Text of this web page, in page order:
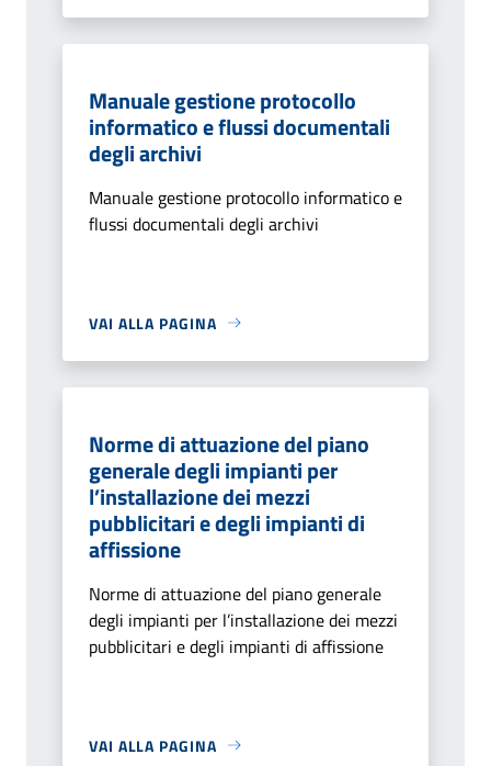
Manuale gestione protocollo
informatico e flussi documentali
degli archivi
Manuale gestione protocollo informatico e
flussi documentali degli archivi
VAI ALLA PAGINA
Norme di attuazione del piano
generale degli impianti per
l’installazione dei mezzi
pubblicitari e degli impianti di
affissione
Norme di attuazione del piano generale
degli impianti per l’installazione dei mezzi
pubblicitari e degli impianti di affissione
VAI ALLA PAGINA